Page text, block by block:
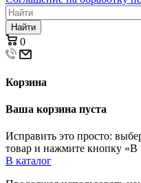
Найти
0
Корзина
Ваша корзина пуста
Исправить это просто:
товар и нажмите кнопку «В
В каталог